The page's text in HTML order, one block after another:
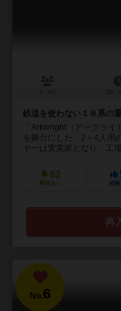
鉄道を使わない１８系の
『Arkwright（アークラ
を舞台にした、2～4人用
ヤーは実業家となり、工
62
興味あり 経験
再
No.6